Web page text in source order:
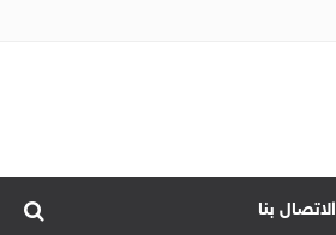
الاتصال بنا